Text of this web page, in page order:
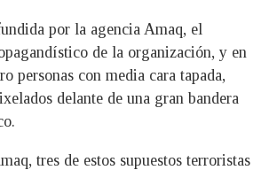
por la agencia Amaq, el
de la organización, y en
personas con media cara tapada,
delante de una gran bandera
tres de estos supuestos terroristas